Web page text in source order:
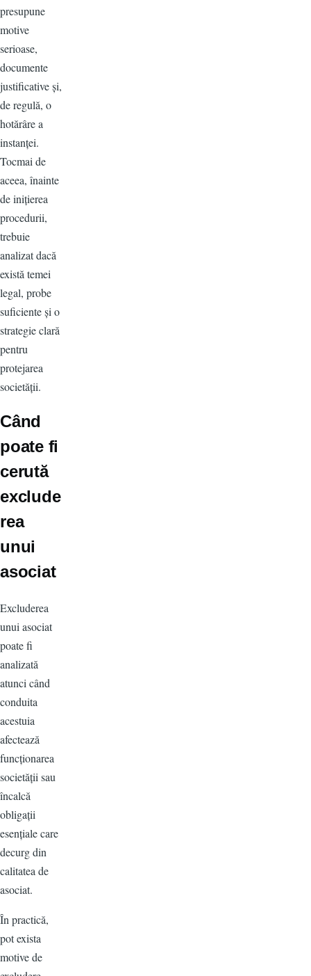
presupune
motive
serioase,
documente
justificative și,
de regulă, o
hotărâre a
instanței.
Tocmai de
aceea, înainte
de inițierea
procedurii,
trebuie
analizat dacă
există temei
legal, probe
suficiente și o
strategie clară
pentru
protejarea
societății.
Când
poate fi
cerută
exclude
rea
unui
asociat
Excluderea
unui asociat
poate fi
analizată
atunci când
conduita
acestuia
afectează
funcționarea
societății sau
încalcă
obligații
esențiale care
decurg din
calitatea de
asociat.
În practică,
pot exista
motive de